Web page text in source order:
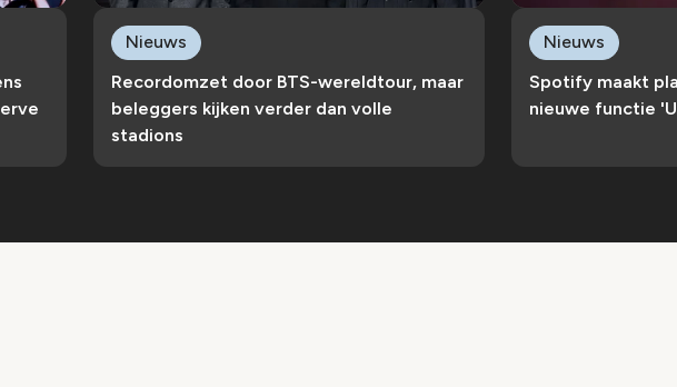
Recordomzet door BTS-wereldtour, maar
beleggers kijken verder dan volle
stadions
Nieuws
Spotify maakt
nieuwe functie
Nieuws